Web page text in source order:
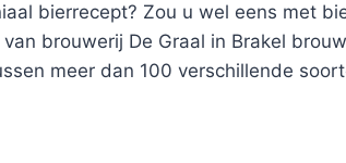
bierrecept? Zou u wel eens met
brouwerij De Graal in Brakel
meer dan 100 verschillende